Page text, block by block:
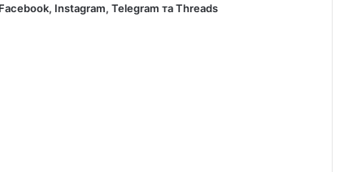
Facebook, Instagram, Telegram таThreads